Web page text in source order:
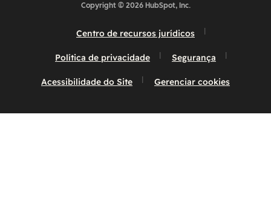
Copyright © 2026 HubSpot, Inc.
Centro de recursos jurídicos
Política de privacidade Segurança
Acessibilidade do Site Gerenciar cookies